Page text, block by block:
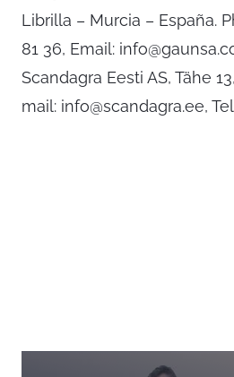
Librilla – Murcia – España.
81 36, Email:
Scandagra Eesti AS, Tähe
mail: info@scandagra.ee,